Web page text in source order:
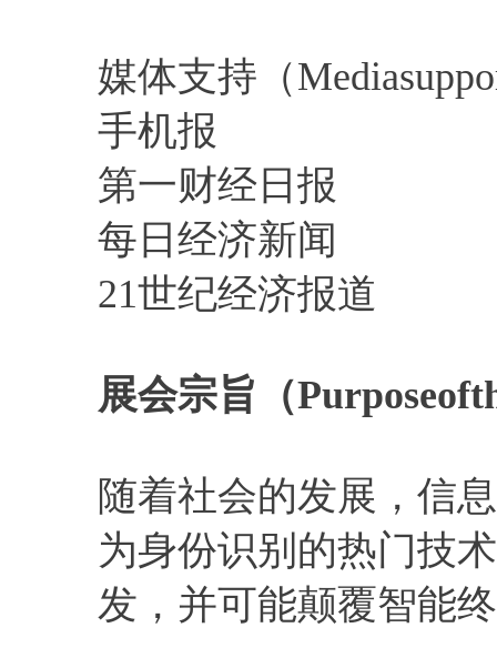
媒体支持（
手机报
第一财经日报
每日经济新闻
21世纪经济报道
展会宗旨（
随着社会的发展，信
为身份识别的热门技
发，并可能颠覆智能